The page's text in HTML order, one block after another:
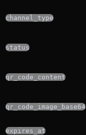
channel_type
status
qr_code_content
qr_code_image_base64
expires_at